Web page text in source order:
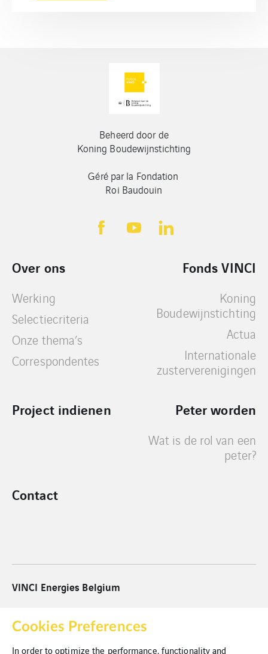
Beheerd door de
Koning Boudewijnstichting
Géré par la Fondation
Roi Baudouin
Over ons
Werking
Selectiecriteria
Onze thema’s
Correspondentes
Fonds VINCI
Koning
Boudewijnstichting
Actua
Internationale
zusterverenigingen
Project indienen Peter worden
Wat is de rol van een
peter?
Contact
VINCI Energies Belgium
Cookies Preferences
In order to optimize the performance, functionality and